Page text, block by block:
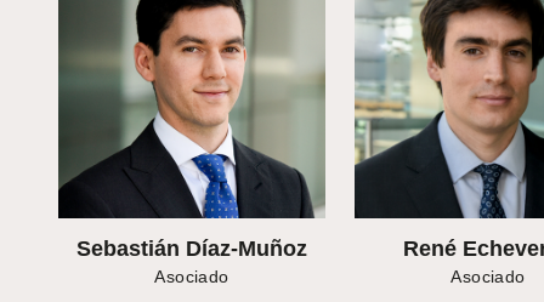
Sebastián Díaz-Muñoz
Asociado
René
Asociado